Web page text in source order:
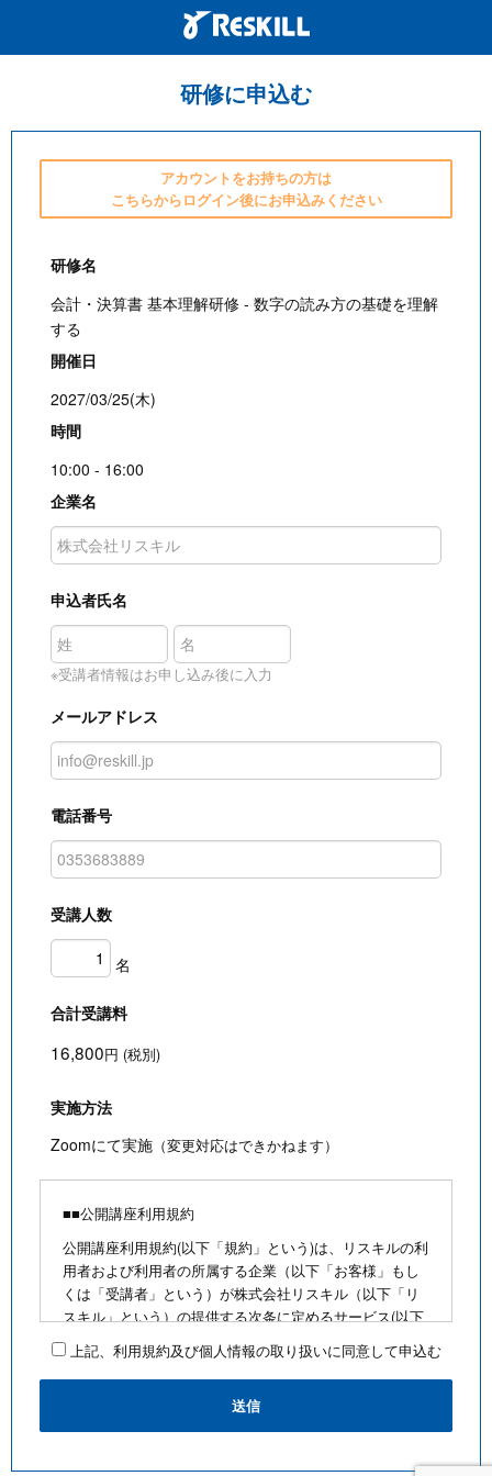
研修に申込む
アカウントをお持ちの方は
こちらからログイン後にお申込みください
研修名
会計・決算書 基本理解研修 - 数字の読み方の基礎を理解
する
開催日
2027/03/25(木)
時間
10:00 - 16:00
企業名
申込者氏名
※受講者情報はお申し込み後に入力
メールアドレス
電話番号
受講人数
名
合計受講料
16,800円 (税別)
実施方法
Zoomにて実施 （変更対応はできかねます）
■■公開講座利用規約
公開講座利用規約(以下「規約」という)は、リスキルの利
用者および利用者の所属する企業（以下「お客様」もし
くは「受講者」という）が株式会社リスキル（以下「リ
スキル」という）の提供する次条に定めるサービス(以下
「公開講座」という)を利用するにあたり、お客様に遵守
していただく事項を定めたものです。
■公開講座お申込みにあたって
・最少催行人数を満たさないなど合理的な事由がある場
とします
上記、利用規約及び個人情報の取り扱いに同意して申込む